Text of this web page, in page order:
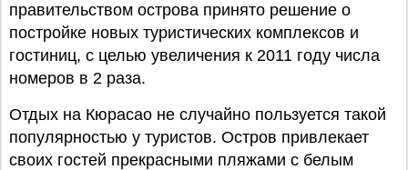
правительством острова принято решение о
постройке новых туристических комплексов и
гостиниц, с целью увеличения к 2011 году числа
номеров в 2 раза.
Отдых на Кюрасао не случайно пользуется такой
популярностью у туристов. Остров привлекает
своих гостей прекрасными пляжами с белым